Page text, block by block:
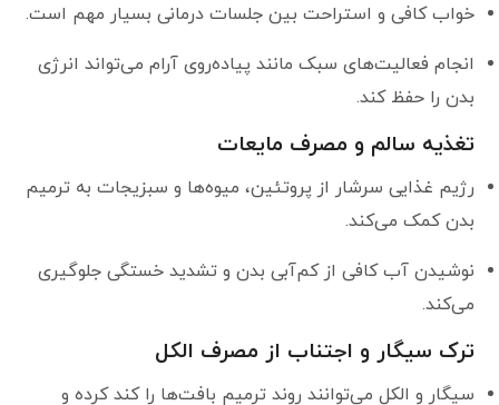
خواب کافی و استراحت بین جلسات درمانی بسیار مهم است.
انجام فعالیت‌های سبک مانند پیاده‌روی آرام می‌تواند انرژی
بدن را حفظ کند.
تغذیه سالم و مصرف مایعات
رژیم غذایی سرشار از پروتئین، میوه‌ها و سبزیجات به ترمیم
بدن کمک می‌کند.
نوشیدن آب کافی از کم‌آبی بدن و تشدید خستگی جلوگیری
می‌کند.
ترک سیگار و اجتناب از مصرف الکل
سیگار و الکل می‌توانند روند ترمیم بافت‌ها را کند کرده و